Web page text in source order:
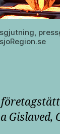
Gislaved,